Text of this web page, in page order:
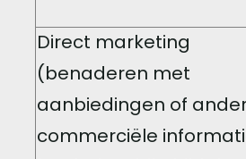
Direct marketing
(benaderen met
aanbiedingen of
commerciële